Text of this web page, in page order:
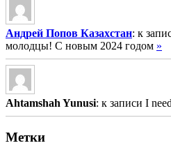
Андрей Попов Казахстан: к
молодцы! С новым 2024 годом »
Ahtamshah Yunusi: к записи I
Метки